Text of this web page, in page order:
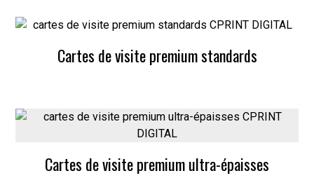
Cartes de visite premium standards
Cartes de visite premium ultra-épaisses